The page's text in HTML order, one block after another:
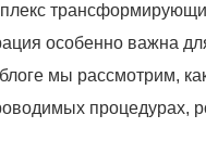
особенно важна
мы
процедурах,